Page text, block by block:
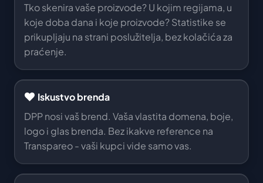
Tko skenira vaše proizvode? U kojim regijama, u
koje doba dana i koje proizvode? Statistike se
prikupljaju na strani poslužitelja, bez kolačića za
praćenje.
Iskustvo brenda
DPP nosi vaš brend. Vaša vlastita domena, boje,
logo i glas brenda. Bez ikakve reference na
Transpareo - vaši kupci vide samo vas.